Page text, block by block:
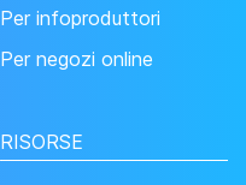
Per infoproduttori
Per negozi online
RISORSE